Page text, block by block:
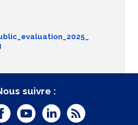
suivre :
F
Y
L
R